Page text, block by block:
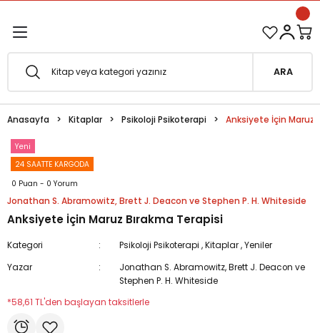
Esfârü'l-Erbaâ Seti şimdi satışta!
Metafor
ARA
Anasayfa Kitaplar Psikoloji Psikoterapi Anksiyete İçin Maruz
Yeni
24 SAATTE KARGODA
0 Puan - 0 Yorum
Jonathan S. Abramowitz, Brett J. Deacon ve Stephen P. H. Whiteside
Anksiyete İçin Maruz Bırakma Terapisi
Kategori Psikoloji Psikoterapi ,Kitaplar ,Yeniler
Yazar
Jonathan S. Abramowitz, Brett J. Deacon ve
Stephen P. H. Whiteside
*58,61 TL'den başlayan taksitlerle